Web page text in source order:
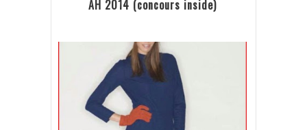
AH 2014 (concours inside)